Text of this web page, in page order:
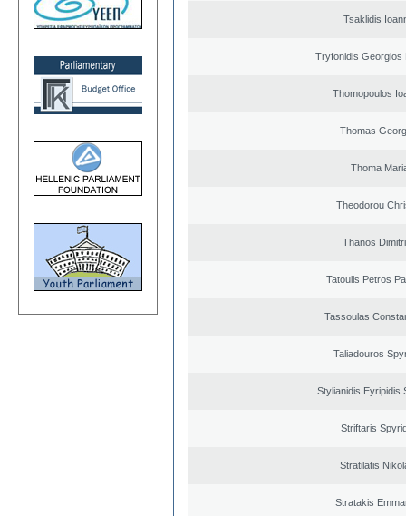
Tsaklidis
Tryfonidis Georgios
Thomopoulos
Thomas
Thoma
Theodorou
Thanos
Tatoulis Petros
Tassoulas
Taliadouros
Stylianidis Eyripidis
Striftaris
Stratilatis
Stratakis